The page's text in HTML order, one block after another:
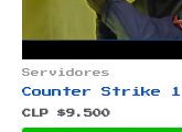
Servidores
Counter Strike
CLP $9.500